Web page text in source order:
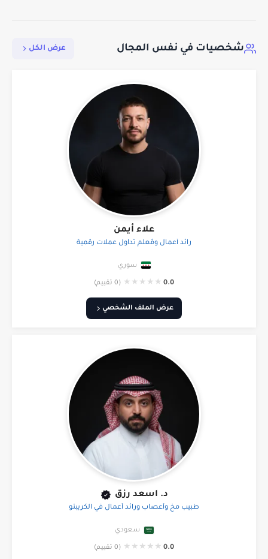
شخصيات في نفس المجال عرض الكل
علاء أيمن
رائد أعمال ومُعلّم تداول عملات رقمية
سوري
0.0
★
★
★
★
★ (0 تقييم)
عرض الملف الشخصي
د. اسعد رزق
طبيب مخ وأعصاب ورائد أعمال في الكريبتو
سعودي
0.0
★
★
★
★
★ (0 تقييم)